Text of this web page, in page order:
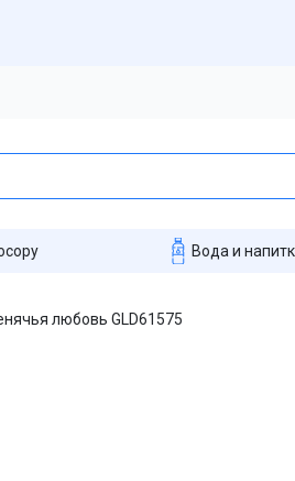
Вода и
любовь GLD61575